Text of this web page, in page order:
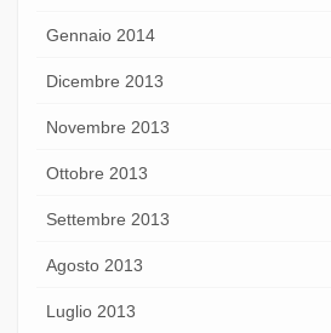
Gennaio 2014
Dicembre 2013
Novembre 2013
Ottobre 2013
Settembre 2013
Agosto 2013
Luglio 2013